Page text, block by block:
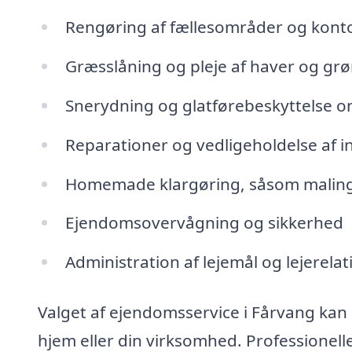
Rengøring af fællesområder og
Græsslåning og pleje af haver og
Snerydning og glatførebeskyttelse
Reparationer og vedligeholdelse af
Homemade klargøring, såsom
Ejendomsovervågning og sikkerhed
Administration af lejemål og
Valget af ejendomsservice i Fårvang
hjem eller din virksomhed.